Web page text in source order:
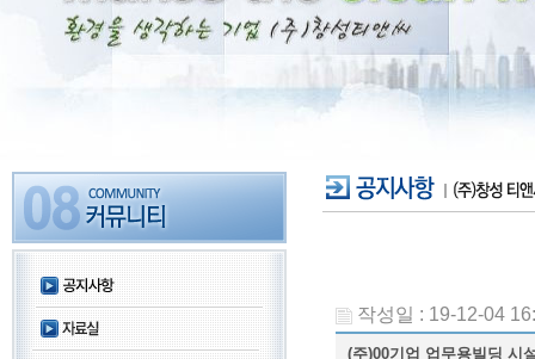
작성일 : 19-12-04
(주)00기업 업무용빌딩 시